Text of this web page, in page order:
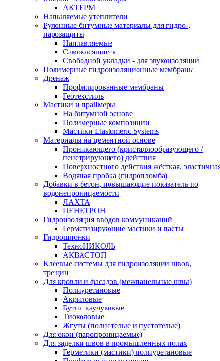
АКТЕРМ
Напыляемые утеплители
Рулонные битумные материалы для гидро-,
парозащиты
Наплавляемые
Самоклеящиеся
Свободной укладки - для звукоизоляции
Полимерные гидроизоляционные мембраны
Дренаж
Профилированные мембраны
Геотекстиль
Мастики и праймеры
На битумной основе
Полимерные композиции
Мастики Elastomeric Systems
Материалы на цементной основе
Проникающего (кристаллообразующего /
пенетрирующего) действия
Поверхностного действия жёсткая,
Водяная пробка (гидропломба)
Добавки в бетон, повышающие показатель по
водонепроницаемости
ЛАХТА
ПЕНЕТРОН
Гидроизоляция вводов коммуникаций
Герметизирующие мастики и пасты
Гидрошпонки
ТехноНИКОЛЬ
АКВАСТОП
Клеевые системы для гидроизоляции швов,
трещин
Для кровли и фасадов (межпанельные швы)
Полиуретановые
Акриловые
Бутил-каучуковые
Тиоколовые
Жгуты (полнотелые и пустотелые)
Для окон (паропроницаемые)
Для заделки швов в промышленных полах
Герметики (мастики) полиуретановые